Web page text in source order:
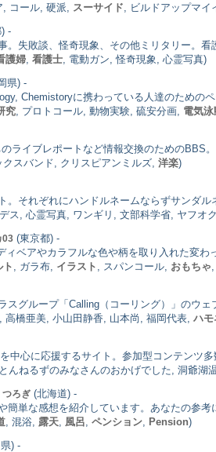
, コール, 硬派, スーサイド , ビルドアップマイ
-
。失敗談、怪奇現象、その他ミリタリー。
護婦 看護士 , 電動ガン, 怪奇現象, 心霊写真)
県) -
Chemistoryに携わっている人達のためのペ
究 , プロトコール, 動物実験, 硫安分画, 電気泳
ライブレポートなど情報交換のためのBBS。
スバンド, クリスピアンミルズ, 洋楽)
。それぞれにハンドルネームならずサンダル
デス, 心霊写真, ワンギリ, 文部科学省, ヤフオ
03 (東京都) -
ィベアやカラフルな色や柄を取り入れた変
ト , ガラ布, イラスト , スパンコール, おもちゃ
スグループ「Calling（コーリング）」のウェ
, 高橋亜美, 小山田静香, 山本尚, 福岡代表, ハモ
中心に応援するサイト。参加型コンテンツ
んねるずのみなさんのおかげでした, 洞爺湖
つろぎ (北海道) -
簡単な感想を紹介しています。あなたの参考
, 混浴, 露天 風呂 ペンション Pension)
) -